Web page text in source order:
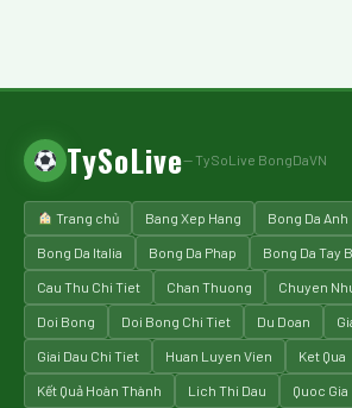
TySoLive— TySoLive BongDaVN
Trang chủ Bang Xep Hang Bong Da Anh
Bong Da Italia Bong Da Phap Bong Da Tay
Cau Thu Chi Tiet Chan Thuong Chuyen
Doi Bong Doi Bong Chi Tiet Du Doan
Giai Dau Chi Tiet Huan Luyen Vien Ket Qua
Kết Quả Hoàn Thành Lich Thi Dau Quoc Gia